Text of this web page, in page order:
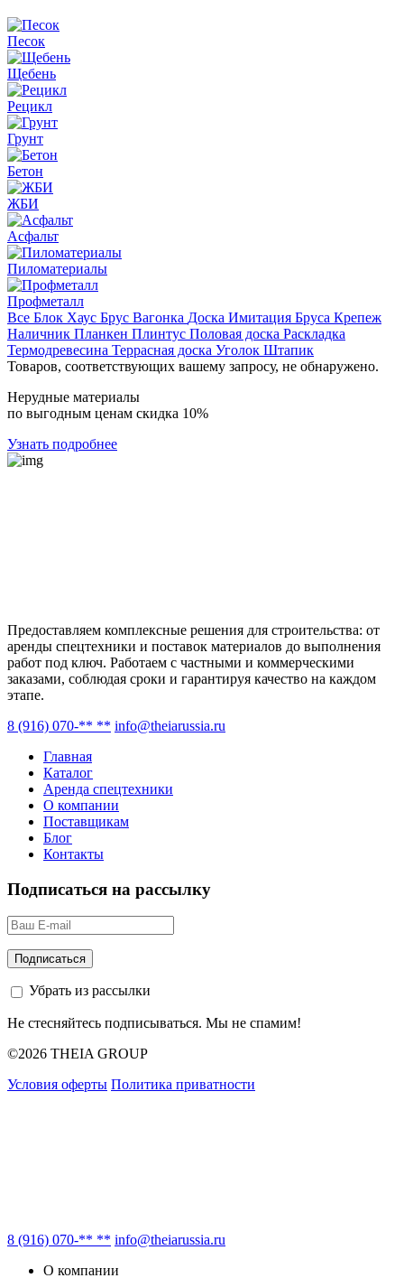
Песок
Щебень
Рецикл
Грунт
Бетон
ЖБИ
Асфальт
Пиломатериалы
Профметалл
Все Блок Хаус Брус Вагонка Доска Имитация Бруса Крепеж
Наличник Планкен Плинтус Половая доска Раскладка
Термодревесина Террасная доска Уголок Штапик
Товаров, соответствующих вашему запросу, не обнаружено.
Нерудные материалы
по выгодным ценам скидка 10%
Узнать подробнее
Предоставляем комплексные решения для строительства: от
аренды спецтехники и поставок материалов до выполнения
работ под ключ. Работаем с частными и коммерческими
заказами, соблюдая сроки и гарантируя качество на каждом
этапе.
8 (916) 070-** ** info@theiarussia.ru
Главная
Каталог
Аренда спецтехники
О компании
Поставщикам
Блог
Контакты
Подписаться на рассылку
Убрать из рассылки
Не стесняйтесь подписываться. Мы не спамим!
©2026 THEIA GROUP
Условия оферты Политика приватности
8 (916) 070-** ** info@theiarussia.ru
О компании